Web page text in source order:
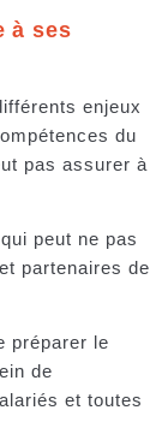
à ses
enjeux
du
pas assurer à
peut ne pas
partenaires de
préparer le
de
et toutes